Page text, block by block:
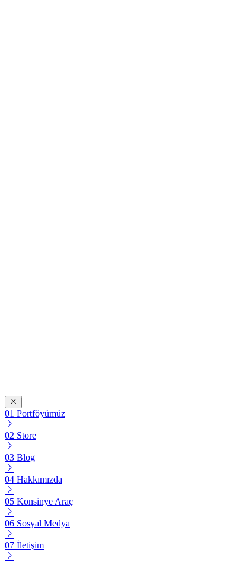
Portföyümüz
Store
Blog
Hakkımızda
Konsinye Araç
Sosyal Medya
İletişim